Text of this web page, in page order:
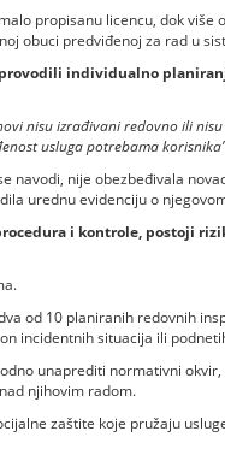
propisanu licencu, dok više
obuci predviđenoj za rad u
individualno
nisu izrađivani redovno ili
usluga potrebama
navodi, nije obezbeđivala
urednu evidenciju o
i kontrole, postoji
od 10 planiranih redovnih
incidentnih situacija ili
unaprediti normativni
njihovim radom.
zaštite koje pružaju